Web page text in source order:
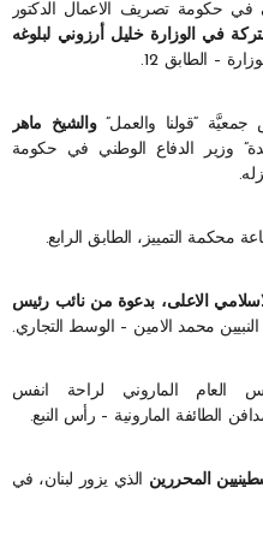
في حكومة تصريف الاعمال الدكتور
في الوزارة خليل أرزوني لبلوغه
– الطابق 12.
جمعيَّة “قولنا والعمل”والشيخ ماهر
وزير الدفاع الوطني في حكومة
محكمة التمييز، الطابق الرابع.
الاعلى، بدعوة من نائب رئيس
محمد الامين – الوسط التجاري.
العام الماروني لراحة انفس
الطائفة المارونية – رأس النبع.
الذي يزور لبنان، في